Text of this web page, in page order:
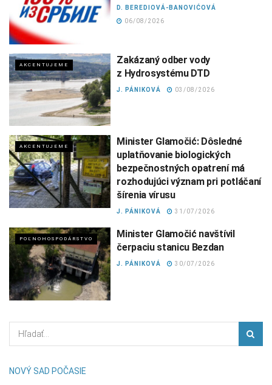
D. BEREDIOVÁ-BANOVIĆOVÁ
06/08/2026
AKCENTUJEME
Zakázaný odber vody
z Hydrosystému DTD
J. PÁNIKOVÁ 03/08/2026
AKCENTUJEME
Minister Glamočić: Dôsledné
uplatňovanie biologických
bezpečnostných opatrení má
rozhodujúci význam pri potláčaní
šírenia vírusu
J. PÁNIKOVÁ 31/07/2026
POĽNOHOSPODÁRSTVO
Minister Glamočić navštívil
čerpaciu stanicu Bezdan
J. PÁNIKOVÁ 30/07/2026
NOVÝ SAD POČASIE